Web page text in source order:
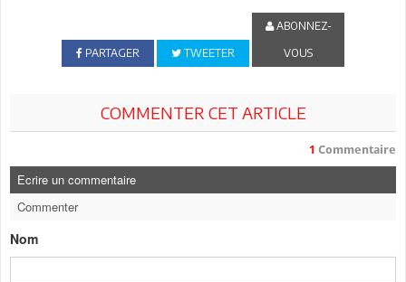
PARTAGER TWEETER
ABONNEZ-
VOUS
COMMENTER CET ARTICLE
1 Commentaire
Ecrire un commentaire
Commenter
Nom